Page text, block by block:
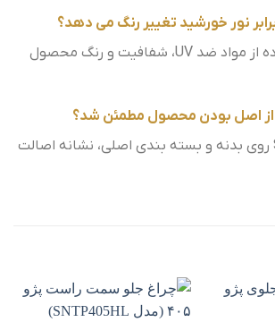
خیر، به دلیل استفاده از مواد ضد UV، شفافیت و رنگ محصول
وجود حک برند SNT روی بدنه و بسته بندی اصلی، نشانه اصالت